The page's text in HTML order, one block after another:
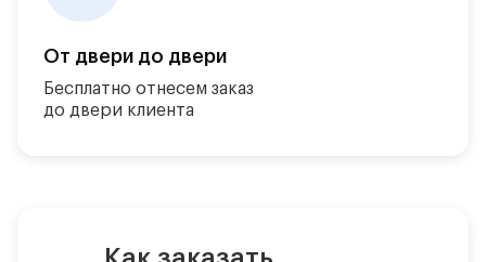
От двери до двери
Бесплатно отнесем заказ
до двери клиента